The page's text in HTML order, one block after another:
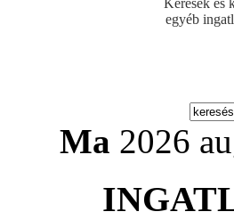
Keresek és
egyéb
Ma 2026